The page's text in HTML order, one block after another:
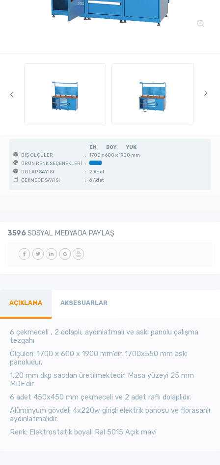
EN BOY
YÜK
DIŞ ÖLÇÜLER
: 1700 x 600 x 1900 mm
ÜRÜN RENK SEÇENEKLERİ :
DOLAP SAYISI
: 2 Adet
ÇEKMECE SAYISI
: 6 Adet
3596SOSYAL MEDYADA PAYLAŞ
AÇIKLAMA AKSESUARLAR
6 çekmeceli , 2 dolaplı, aydınlatmalı ve askı panolu çalışma
tezgahı
Ölçüleri: 1700 x 600 x 1900 mm'dir. 1700x550 mm askı
panoludur.
1,20 mm dkp sacdan üretilmektedir. Masa yüzeyi 25 mm
MDF'dir.
6 adet 450x450 mm çekmeceli ve 2 adet raflı dolaplıdır.
Alüminyum gövdeli 4x220w girişli elektrik panosu ve florasanlı
aydınlatmalıdır.
Renk: Elektrostatik boyalı Ral 5015 Açık mavi